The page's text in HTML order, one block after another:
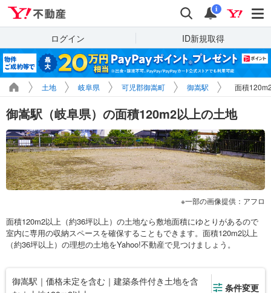
検索 通知
i
ログイン ID新規取得
土地 岐阜県 可児郡御嵩町 御嵩駅 面積
御嵩駅（岐阜県）の面積120m2以上の土地
一部の画像提供：アフロ
面積120m2以上（約36坪以上）の土地なら敷地面積にゆとりがあるので
室内に専用の収納スペースを確保することもできます。面積120m2以上
（約36坪以上）の理想の土地をYahoo!不動産で見つけましょう。
御嵩駅｜価格未定を含む｜建築条件付き土地を含
条件変更